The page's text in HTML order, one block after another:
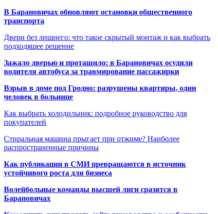
В Барановичах обновляют остановки общественного
транспорта
Двери без лишнего: что такое скрытый монтаж и как выбрать
подходящее решение
Зажало дверью и протащило: в Барановичах осудили
водителя автобуса за травмирование пассажирки
Взрыв в доме под Гродно: разрушены квартиры, один
человек в больнице
Как выбрать холодильник: подробное руководство для
покупателей
Стиральная машина прыгает при отжиме? Наиболее
распространенные причины
Как публикации в СМИ превращаются в источник
устойчивого роста для бизнеса
Волейбольные команды высшей лиги сразятся в
Барановичах